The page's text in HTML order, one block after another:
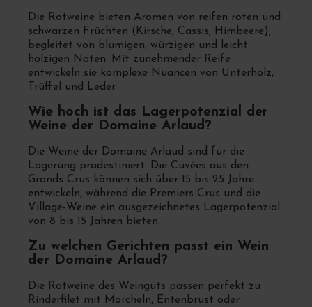
Die Rotweine bieten Aromen von reifen roten und
schwarzen Früchten (Kirsche, Cassis, Himbeere),
begleitet von blumigen, würzigen und leicht
holzigen Noten. Mit zunehmender Reife
entwickeln sie komplexe Nuancen von Unterholz,
Trüffel und Leder.
Wie hoch ist das Lagerpotenzial der
Weine der Domaine Arlaud?
Die Weine der Domaine Arlaud sind für die
Lagerung prädestiniert. Die Cuvées aus den
Grands Crus können sich über 15 bis 25 Jahre
entwickeln, während die Premiers Crus und die
Village-Weine ein ausgezeichnetes Lagerpotenzial
von 8 bis 15 Jahren bieten.
Zu welchen Gerichten passt ein Wein
der Domaine Arlaud?
Die Rotweine des Weinguts passen perfekt zu
Rinderfilet mit Morcheln, Entenbrust oder